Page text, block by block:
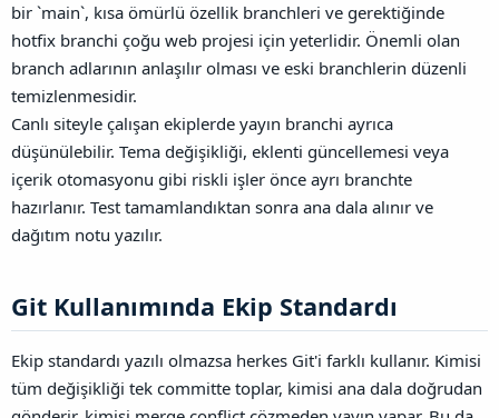
bir `main`, kısa ömürlü özellik branchleri ve gerektiğinde
hotfix branchi çoğu web projesi için yeterlidir. Önemli olan
branch adlarının anlaşılır olması ve eski branchlerin düzenli
temizlenmesidir.
Canlı siteyle çalışan ekiplerde yayın branchi ayrıca
düşünülebilir. Tema değişikliği, eklenti güncellemesi veya
içerik otomasyonu gibi riskli işler önce ayrı branchte
hazırlanır. Test tamamlandıktan sonra ana dala alınır ve
dağıtım notu yazılır.
Git Kullanımında Ekip Standardı​
Ekip standardı yazılı olmazsa herkes Git'i farklı kullanır. Kimisi
tüm değişikliği tek committe toplar, kimisi ana dala doğrudan